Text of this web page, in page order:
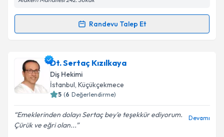
Randevu Talep Et
Randevu Takvimi Talebi
Uzm. Dr. Muhammed Aksoy
talebi oluşturun. Size bu uzmandan randevu almanız
için bir takvim hazırlandığında e-posta ile
bilgilendireceğiz.
E-posta Adresiniz
Dt. Sertaç Kızılkaya
Diş Hekimi
İstanbul, Küçükçekmece
5 (6 Değerlendirme)
Emeklerinden dolayı Sertaç bey'e teşekkür ediyorum.
Çürük ve eğri olan...
Devamı